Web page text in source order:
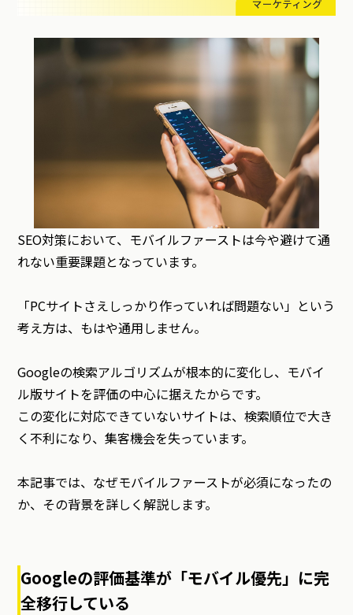
SEO対策において、モバイルファーストは今や避けて通
れない重要課題となっています。
「PCサイトさえしっかり作っていれば問題ない」という
考え方は、もはや通用しません。
Googleの検索アルゴリズムが根本的に変化し、モバイ
ル版サイトを評価の中心に据えたからです。
この変化に対応できていないサイトは、検索順位で大き
く不利になり、集客機会を失っています。
本記事では、なぜモバイルファーストが必須になったの
か、その背景を詳しく解説します。
Googleの評価基準が「モバイル優先」に完
全移行している